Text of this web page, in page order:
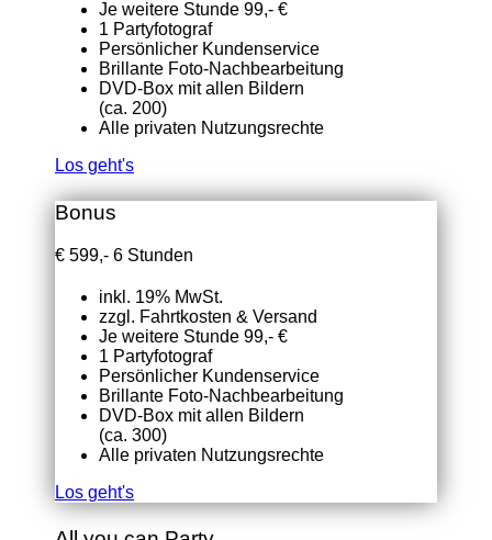
Je weitere Stunde 99,- €
1 Partyfotograf
Persönlicher Kundenservice
Brillante Foto-Nachbearbeitung
DVD-Box mit allen Bildern
(ca. 200)
Alle privaten Nutzungsrechte
Los geht's
Bonus
€ 599,- 6 Stunden
inkl. 19% MwSt.
zzgl. Fahrtkosten & Versand
Je weitere Stunde 99,- €
1 Partyfotograf
Persönlicher Kundenservice
Brillante Foto-Nachbearbeitung
DVD-Box mit allen Bildern
(ca. 300)
Alle privaten Nutzungsrechte
Los geht's